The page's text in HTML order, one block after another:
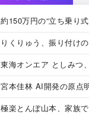
約150万円の“立ち乗り
りくりゅう、振り付け
東海オンエア としみつ
宮本佳林 AI開発の原点
極楽とんぼ山本、家族